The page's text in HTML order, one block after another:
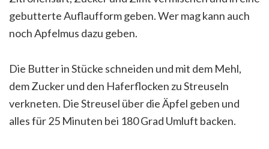
gebutterte Auflaufform geben. Wer mag kann auch
noch Apfelmus dazu geben.
Die Butter in Stücke schneiden und mit dem Mehl,
dem Zucker und den Haferflocken zu Streuseln
verkneten. Die Streusel über die Äpfel geben und
alles für 25 Minuten bei 180 Grad Umluft backen.